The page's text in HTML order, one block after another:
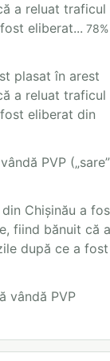
a reluat traficul
eliberat... 78%
plasat în arest
a reluat traficul
eliberat din
PVP
Chișinău a
fiind bănuit că a
după ce a fost
vândă PVP